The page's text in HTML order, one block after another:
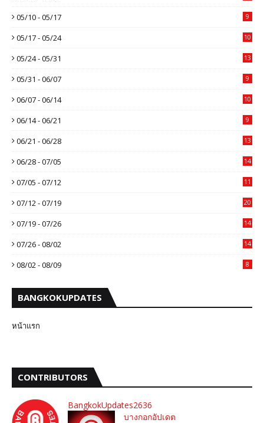
05/10 - 05/17 9
05/17 - 05/24 10
05/24 - 05/31 13
05/31 - 06/07 9
06/07 - 06/14 10
06/14 - 06/21 9
06/21 - 06/28 13
06/28 - 07/05 14
07/05 - 07/12 11
07/12 - 07/19 20
07/19 - 07/26 14
07/26 - 08/02 14
08/02 - 08/09 8
BANGKOKUPDATES
หน้าแรก
CONTRIBUTORS
BangkokUpdates2636
บางกอกอัปเดต